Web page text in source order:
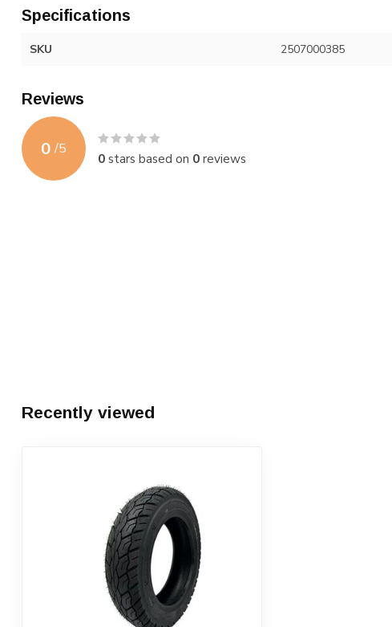
Specifications
SKU 2507000385
Reviews
0 /5
0stars based on 0reviews
Recently viewed